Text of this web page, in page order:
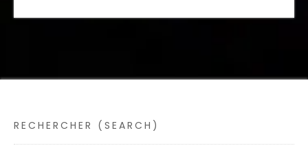
RECHERCHER (SEARCH)